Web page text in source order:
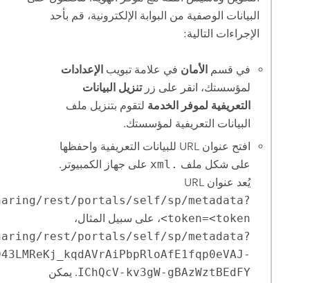
البيانات الوصفية من البوابة الإلكترونية، قم بأحد
الإجراءات التالية:
في قسم الأمان في علامة تبويب الإعدادات
لمؤسستك، انقر على زرتنزيل البيانات
التعريفية لموفر الخدمة لتقوم بتنزيل ملف
البيانات التعريفية لمؤسستك.
افتح عنوان URL للبيانات التعريفية واحفظها
على شكل ملف .xml
على جهاز الكمبيوتر.
يُعد عنوان URL
rest/portals/self/sp/metadata?
token=<token> ، على سبيل المثال،
rest/portals/self/sp/metadata?
IChQcV-kv3gW-gBAzWztBEdFY. يمكن